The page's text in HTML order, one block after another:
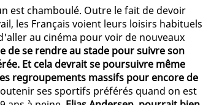
est chamboulé. Outre le fait de devoir
les Français voient leurs loisirs habituels
au cinéma pour voir de nouveaux
de se rendre au stade pour suivre son
Et cela devrait se poursuivre même
regroupements massifs pour encore de
ses sportifs préférés quand on est